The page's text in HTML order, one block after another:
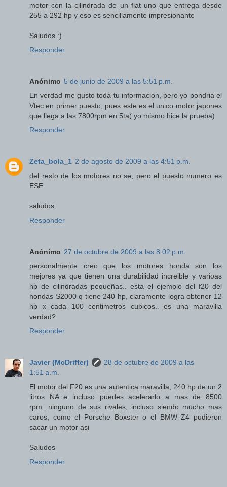
motor con la cilindrada de un fiat uno que entrega desde
255 a 292 hp y eso es sencillamente impresionante
Saludos :)
Responder
Anónimo 5 de junio de 2009 a las 5:51 p.m.
En verdad me gusto toda tu informacion, pero yo pondria el
Vtec en primer puesto, pues este es el unico motor japones
que llega a las 7800rpm en 5ta( yo mismo hice la prueba)
Responder
Zeta_bola_1 2 de agosto de 2009 a las 4:51 p.m.
del resto de los motores no se, pero el puesto numero es
ESE
saludos
Responder
Anónimo 27 de octubre de 2009 a las 8:02 p.m.
personalmente creo que los motores honda son los
mejores ya que tienen una durabilidad increible y varioas
hp de cilindradas pequeñas.. esta el ejemplo del f20 del
hondas S2000 q tiene 240 hp, claramente logra obtener 12
hp x cada 100 centimetros cubicos.. es una maravilla
verdad?
Responder
Javier (McDrifter)
28 de octubre de 2009 a las
1:51 a.m.
El motor del F20 es una autentica maravilla, 240 hp de un 2
litros NA e incluso puedes acelerarlo a mas de 8500
rpm...ninguno de sus rivales, incluso siendo mucho mas
caros, como el Porsche Boxster o el BMW Z4 pudieron
sacar un motor asi
Saludos
Responder